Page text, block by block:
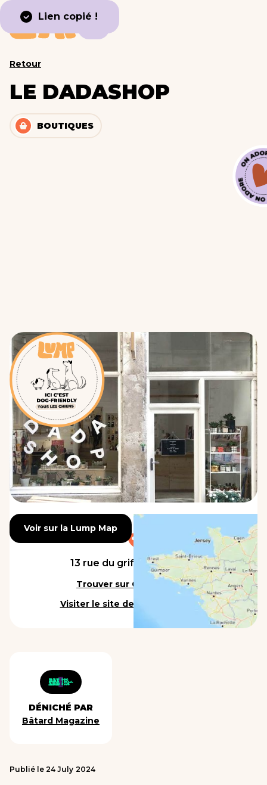
Lien copié !
Retour
LE DADASHOP
BOUTIQUES
Voir sur la Lump Map
Voir sur la Lump Map
13 rue du griffon, Lyon 1er
Trouver sur Google Maps
Visiter le site de l'établissement
DÉNICHÉ PAR
Bâtard Magazine
Publié le 24 July 2024